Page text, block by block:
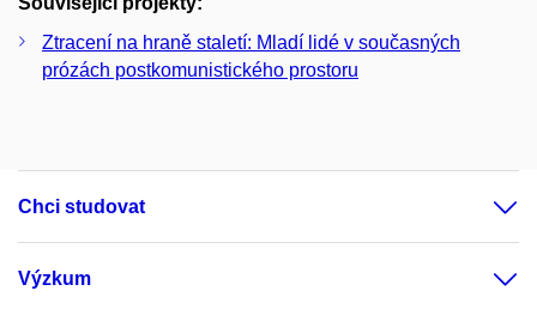
Ztracení na hraně staletí: Mladí lidé v současných
prózách postkomunistického prostoru
Chci studovat
Výzkum